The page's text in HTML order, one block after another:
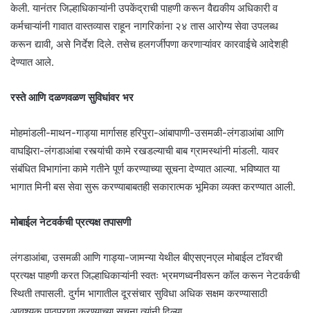
केली. यानंतर जिल्हाधिकाऱ्यांनी उपकेंद्राची पाहणी करून वैद्यकीय अधिकारी व
कर्मचाऱ्यांनी गावात वास्तव्यास राहून नागरिकांना २४ तास आरोग्य सेवा उपलब्ध
करून द्यावी, असे निर्देश दिले. तसेच हलगर्जीपणा करणाऱ्यांवर कारवाईचे आदेशही
देण्यात आले.
रस्ते आणि दळणवळण सुविधांवर भर
मोहमांडली-माथन-गाड्या मार्गासह हरिपुरा-आंबापाणी-उसमळी-लंगडाआंबा आणि
वाघझिरा-लंगडाआंबा रस्त्यांची कामे रखडल्याची बाब ग्रामस्थांनी मांडली. यावर
संबंधित विभागांना कामे गतीने पूर्ण करण्याच्या सूचना देण्यात आल्या. भविष्यात या
भागात मिनी बस सेवा सुरू करण्याबाबतही सकारात्मक भूमिका व्यक्त करण्यात आली.
मोबाईल नेटवर्कची प्रत्यक्ष तपासणी
लंगडाआंबा, उसमळी आणि गाड्या-जामन्या येथील बीएसएनएल मोबाईल टॉवरची
प्रत्यक्ष पाहणी करत जिल्हाधिकाऱ्यांनी स्वतः भ्रमणध्वनीवरून कॉल करून नेटवर्कची
स्थिती तपासली. दुर्गम भागातील दूरसंचार सुविधा अधिक सक्षम करण्यासाठी